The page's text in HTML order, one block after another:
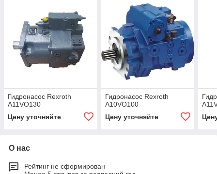
Гидронасос Rexroth
A11VO130
Цену уточняйте
Гидронасос Rexroth
A10VO100
Цену уточняйте
О нас
Рейтинг не сформирован